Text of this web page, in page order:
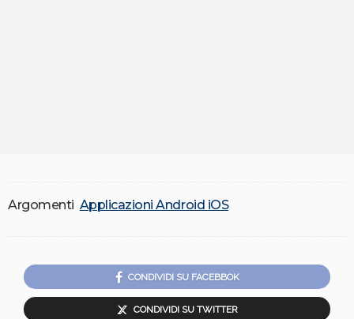
Argomenti Applicazioni Android iOS
CONDIVIDI SU FACEBBOK
CONDIVIDI SU TWITTER